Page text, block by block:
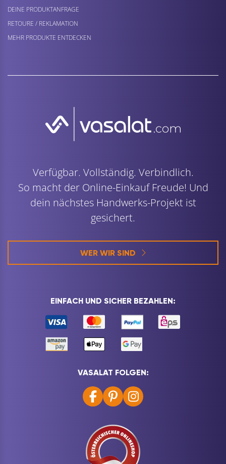
DEINE PRODUKTANFRAGE
RETOURE / REKLAMATION
MEHR PRODUKTE ENTDECKEN
Verfügbar. Vollständig. Verbindlich.
So macht der Online-Einkauf Freude! Und
dein nächstes Handwerks-Projekt ist
gesichert.
WER WIR SIND
EINFACH UND SICHER BEZAHLEN:
VASALAT FOLGEN: